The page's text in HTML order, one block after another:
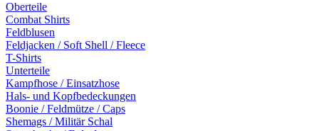
Oberteile
Combat Shirts
Feldblusen
Feldjacken / Soft Shell / Fleece
T-Shirts
Unterteile
Kampfhose / Einsatzhose
Hals- und Kopfbedeckungen
Boonie / Feldmütze / Caps
Shemags / Militär Schal